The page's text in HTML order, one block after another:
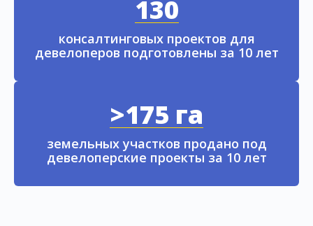
130
консалтинговых проектов для
девелоперов подготовлены за 10 лет
>175 га
земельных участков продано под
девелоперские проекты за 10 лет